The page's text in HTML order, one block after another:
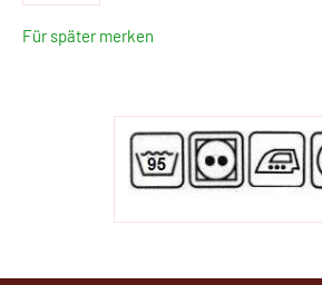
Für später merken